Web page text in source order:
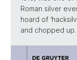
Roman silver
hoard of
and chopped